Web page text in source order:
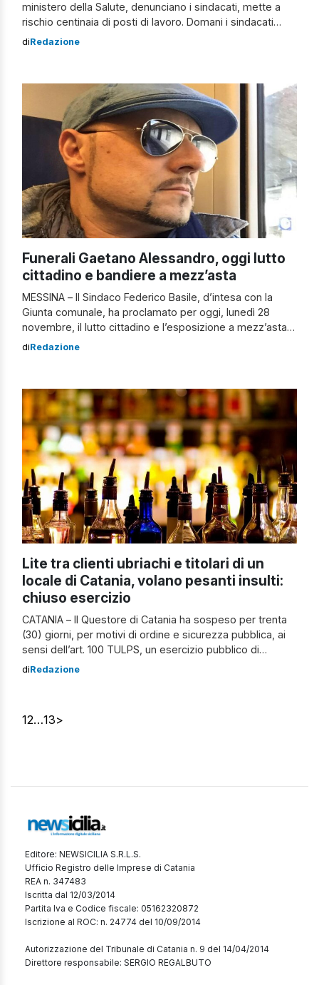
ministero della Salute, denunciano i sindacati, mette a
rischio centinaia di posti di lavoro. Domani i sindacati
saranno all’incontro al ministero della Salute. A rischio ci
Nel capoluogo siciliano sono circa […]
diRedazione
Funerali Gaetano Alessandro, oggi lutto
cittadino e bandiere a mezz’asta
MESSINA – Il Sindaco Federico Basile, d’intesa con la
Giunta comunale, ha proclamato per oggi, lunedì 28
novembre, il lutto cittadino e l’esposizione a mezz’asta
delle bandiere del Palazzo municipale per la
stata disposta in segno di cordoglio, rispetto e
commossa partecipazione […]
diRedazione
Lite tra clienti ubriachi e titolari di un
locale di Catania, volano pesanti insulti:
chiuso esercizio
CATANIA – Il Questore di Catania ha sospeso per trenta
(30) giorni, per motivi di ordine e sicurezza pubblica, ai
sensi dell’art. 100 TULPS, un esercizio pubblico di
somministrazione di alimenti e bevande, sito in via
diRedazione
12…13>
Editore: NEWSICILIA S.R.L.S.
Ufficio Registro delle Imprese di Catania
REA n. 347483
Iscritta dal 12/03/2014
Partita Iva e Codice fiscale: 05162320872
Iscrizione al ROC: n. 24774 del 10/09/2014
Autorizzazione del Tribunale di Catania n. 9 del 14/04/2014
Direttore responsabile: SERGIO REGALBUTO